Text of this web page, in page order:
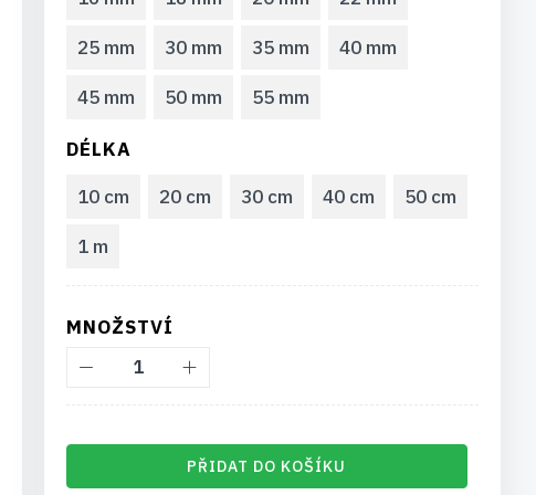
25 mm 30 mm 35 mm 40 mm
45 mm 50 mm 55 mm
DÉLKA
10 cm
20 cm 30 cm 40 cm 50 cm
1 m
MNOŽSTVÍ
PŘIDAT DO KOŠÍKU